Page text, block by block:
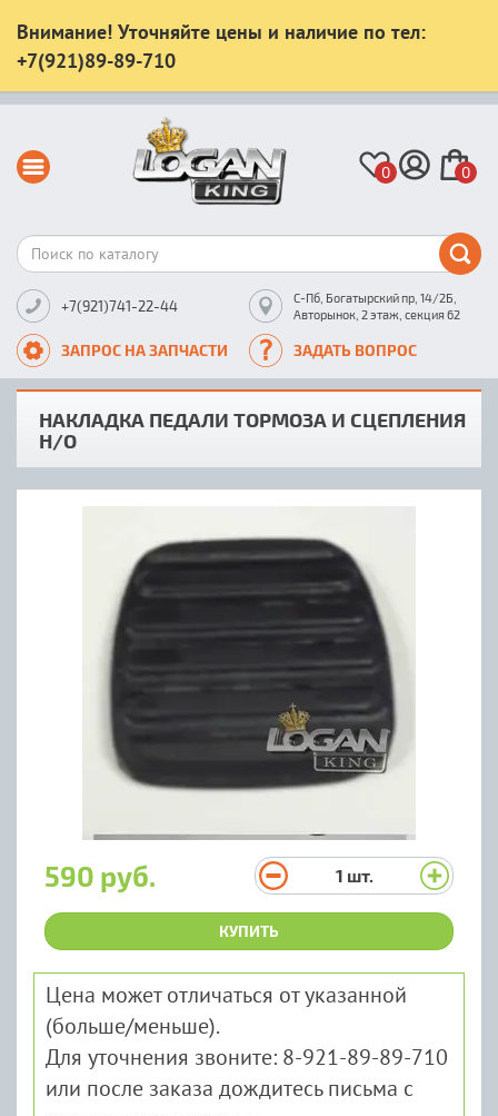
Внимание! Уточняйте цены и наличие по тел:
+7(921)89-89-710
0 0
+7(921)741-22-44
С-Пб, Богатырский пр, 14/2Б,
Авторынок, 2 этаж, секция 62
ЗАПРОС НА ЗАПЧАСТИ ЗАДАТЬ ВОПРОС
НАКЛАДКА ПЕДАЛИ ТОРМОЗА И СЦЕПЛЕНИЯ
Н/О
590 руб. 1 шт.
КУПИТЬ
Цена может отличаться от указанной
(больше/меньше).
Для уточнения звоните: 8-921-89-89-710
или после заказа дождитесь письма с